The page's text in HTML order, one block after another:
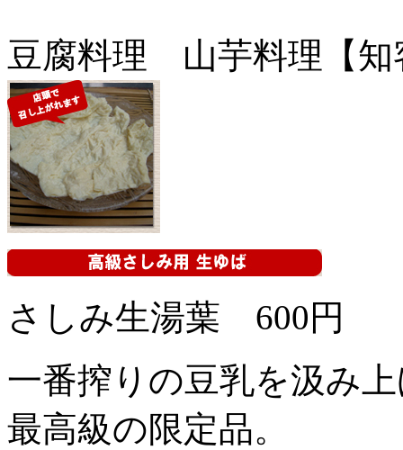
豆腐料理 山芋料理【知
さしみ生湯葉 600円
一番搾りの豆乳を汲み
最高級の限定品。